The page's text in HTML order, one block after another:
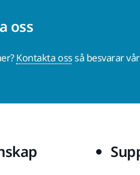
oss
Kontakta ossså besvarar